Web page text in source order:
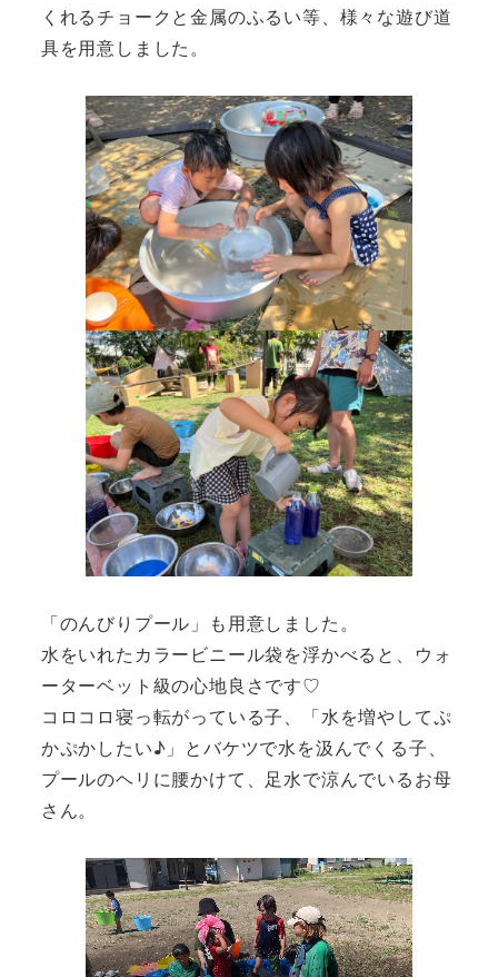
くれるチョークと金属のふるい等、様々な遊び道
具を用意しました。
「のんびりプール」も用意しました。
水をいれたカラービニール袋を浮かべると、ウォ
ーターベット級の心地良さです♡
コロコロ寝っ転がっている子、「水を増やしてぷ
かぷかしたい♪」とバケツで水を汲んでくる子、
プールのヘリに腰かけて、足水で涼んでいるお母
さん。